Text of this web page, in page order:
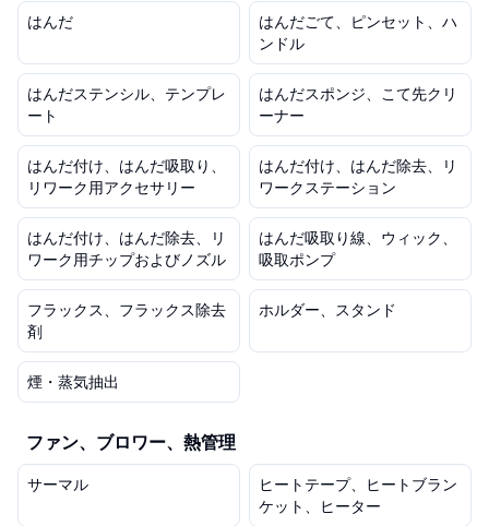
はんだ
はんだごて、ピンセット、ハ
ンドル
はんだステンシル、テンプレ
ート
はんだスポンジ、こて先クリ
ーナー
はんだ付け、はんだ吸取り、
リワーク用アクセサリー
はんだ付け、はんだ除去、リ
ワークステーション
はんだ付け、はんだ除去、リ
ワーク用チップおよびノズル
はんだ吸取り線、ウィック、
吸取ポンプ
フラックス、フラックス除去
剤
ホルダー、スタンド
煙・蒸気抽出
ファン、ブロワー、熱管理
サーマル
ヒートテープ、ヒートブラン
ケット、ヒーター